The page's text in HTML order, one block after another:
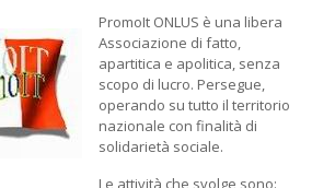
PromoIt ONLUS è una libera
Associazione di fatto,
apartitica e apolitica, senza
scopo di lucro. Persegue,
operando su tutto il territorio
nazionale con finalità di
solidarietà sociale.
Le attività che svolge sono: